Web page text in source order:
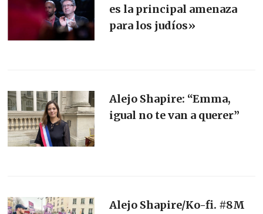
es la principal amenaza
para los judíos»
Alejo Shapire: “Emma,
igual no te van a querer”
Alejo Shapire/Ko-fi. #8M